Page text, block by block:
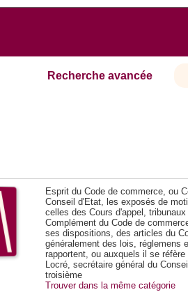
Recherche avancée
Esprit du Code de commerce, ou
Conseil d'Etat, les exposés de
celles des Cours d'appel,
Complément du Code de
ses dispositions, des articles du
généralement des lois, réglemens
rapportent, ou auxquels il se
Locré, secrétaire général du
troisième
Trouver dans la même catégorie